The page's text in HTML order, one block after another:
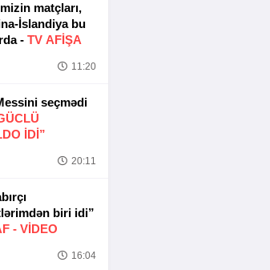
matçları,
İslandiya bu
- TV AFİŞA
11:20
seçmədi
IDI”
20:11
biri idi”
- VİDEO
16:04